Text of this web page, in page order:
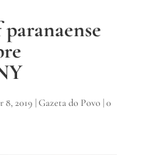
8, 2019 |Gazeta do Povo|0